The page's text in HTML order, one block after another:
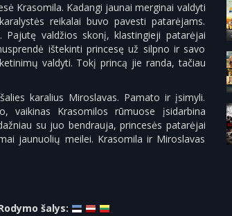
Krasomila. Kadangi jaunai merginai valdyti
reikalai buvo pavesti patarėjams.
valdžios skonį, klastingieji patarėjai
ištekinti princesę už silpno ir savo
valdyti. Tokį princą jie randa, tačiau
karalius Miroslavas. Pamato ir įsimyli.
vaikinas Krasomilos rūmuose įsidarbina
su juo bendrauja, princesės patarėjai
jaunuolių meilei. Krasomila ir Miroslavas
šalys: